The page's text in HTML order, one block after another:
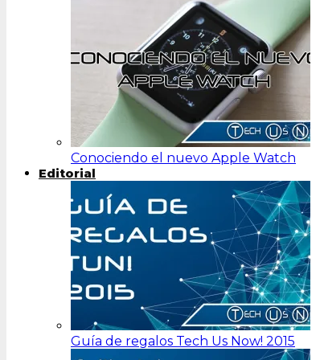
Conociendo el nuevo Apple Watch
Editorial
Guía de regalos Tech Us Now! 2015